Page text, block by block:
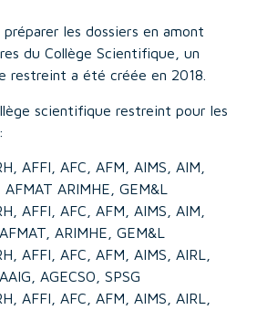
les dossiers en amont
du Collège Scientifique, un
restreint a été créée en 2018.
scientifique restreint pour les
AFFI, AFC, AFM, AIMS, AIM,
AFMAT ARIMHE, GEM&L
AFFI, AFC, AFM, AIMS, AIM,
ARIMHE, GEM&L
AFFI, AFC, AFM, AIMS, AIRL,
AGECSO, SPSG
AFFI, AFC, AFM, AIMS, AIRL,